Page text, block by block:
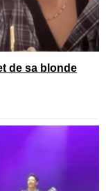
de sa blonde